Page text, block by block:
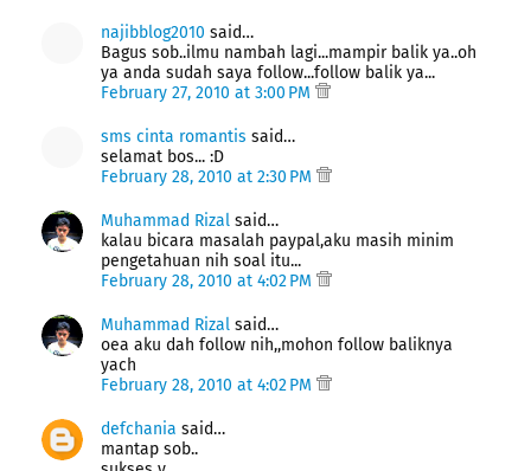
najibblog2010 said…
Bagus sob..ilmu nambah lagi...mampir balik ya..oh
ya anda sudah saya follow...follow balik ya...
February 27, 2010 at 3:00 PM
sms cinta romantis said…
selamat bos... :D
February 28, 2010 at 2:30 PM
Muhammad Rizal said…
kalau bicara masalah paypal,aku masih minim
pengetahuan nih soal itu...
February 28, 2010 at 4:02 PM
Muhammad Rizal said…
oea aku dah follow nih,,mohon follow baliknya
yach
February 28, 2010 at 4:02 PM
defchania said…
mantap sob..